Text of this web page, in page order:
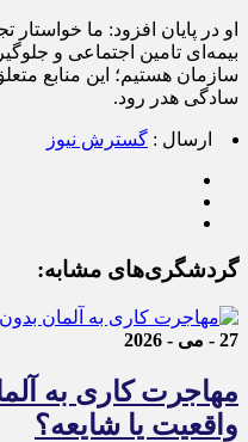
او در پایان افزود: ما
بیمه‌ای تامین اجتماعی و
سازمان هستیم؛ این منابع
سادگی هدر رود.
ارسال : گسترش نیوز
گردشگری‌های مشابه:
27 - می - 2026
مهاجرت کاری به
واقعیت یا شایعه؟